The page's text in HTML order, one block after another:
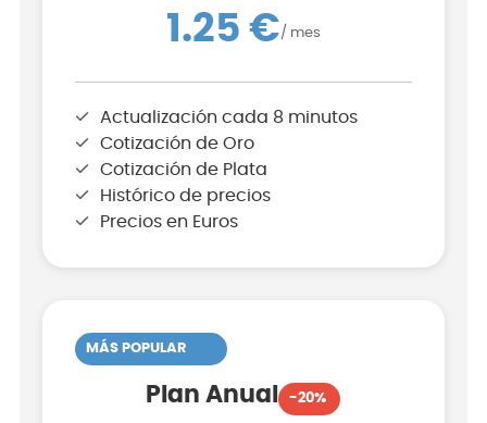
1.25 €/ mes
Actualización cada 8 minutos
Cotización de Oro
Cotización de Plata
Histórico de precios
Precios en Euros
MÁS POPULAR
Plan Anual -20%